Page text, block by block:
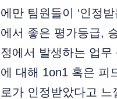
에만 팀원들이 ‘인정
에서 좋은 평가등급,
정에서 발생하는 업
에 대해 1on1 혹은 피
로가 인정받았다고